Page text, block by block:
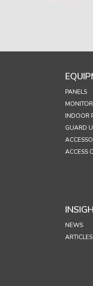
PANELS
INDOOR
GUARD
ACCESS
NEWS
ARTICLES